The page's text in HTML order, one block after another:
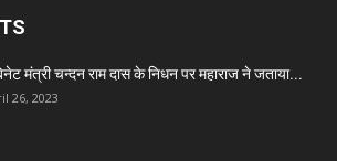
मंत्री चन्दन राम दास के निधन पर महाराज ने जताया...
26, 2023